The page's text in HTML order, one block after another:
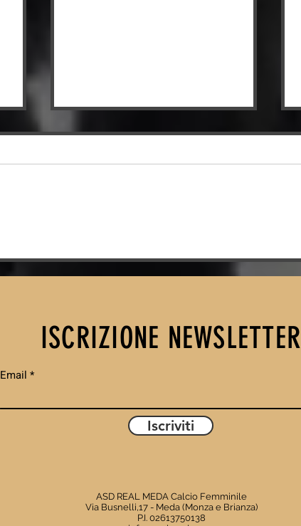
TRAVOLGE IL
SEDRIANO 5-0 E
CAMPIONATO
ISCRIZIONE NEWSLETTER
Email
Iscriviti
ASD REAL MEDA Calcio Femminile
Via Busnelli,17 - Meda (Monza e Brianza)
P.I. 02613750138